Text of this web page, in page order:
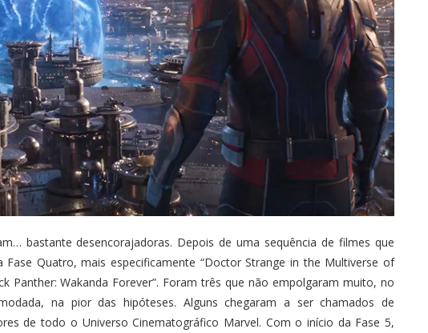
bastante desencorajadoras. Depois de uma sequência de filmes que
Quatro, mais especificamente “Doctor Strange in the Multiverse of
Panther: Wakanda Forever”. Foram três que não empolgaram muito, no
na pior das hipóteses. Alguns chegaram a ser chamados de
de todo o Universo Cinematográfico Marvel. Com o início da Fase 5,